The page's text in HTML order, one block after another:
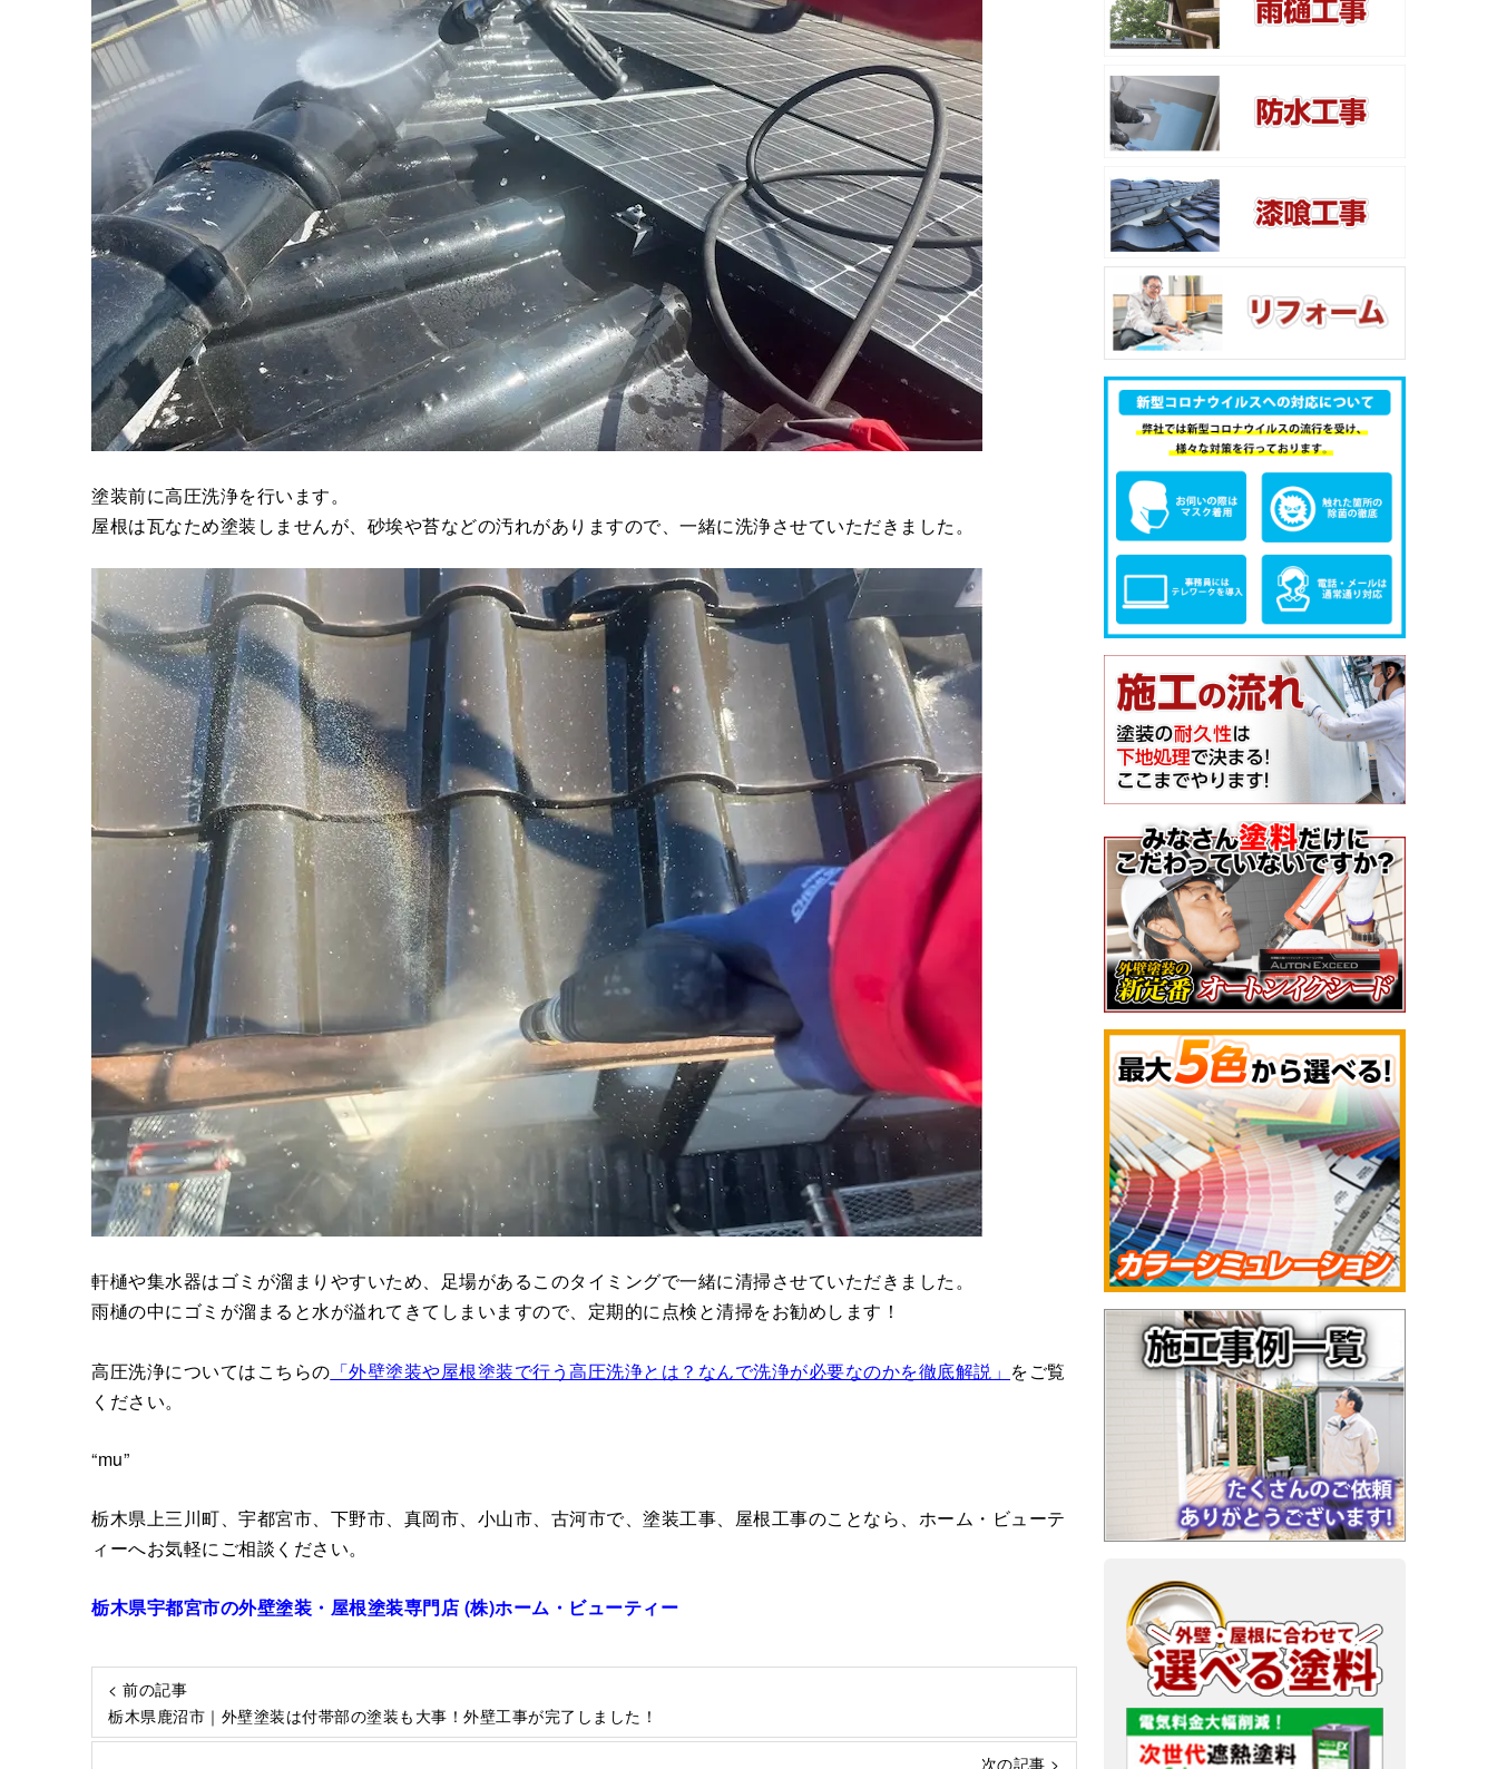
塗装前に高圧洗浄を行います。
屋根は瓦なため塗装しませんが、砂埃や苔などの汚れがありますので、一緒に洗浄させていただきました。
軒樋や集水器はゴミが溜まりやすいため、足場があるこのタイミングで一緒に清掃させていただきました。
雨樋の中にゴミが溜まると水が溢れてきてしまいますので、定期的に点検と清掃をお勧めします！
高圧洗浄についてはこちらの 「外壁塗装や屋根塗装で行う高圧洗浄とは？なんで洗浄が必要なのかを徹底解説」 をご覧
ください。
“mu”
栃木県上三川町、宇都宮市、下野市、真岡市、小山市、古河市で、塗装工事、屋根工事のことなら、ホーム・ビューテ
ィーへお気軽にご相談ください。
栃木県宇都宮市の外壁塗装・屋根塗装専門店 (株)ホーム・ビューティー
< 前の記事
栃木県鹿沼市｜外壁塗装は付帯部の塗装も大事！外壁工事が完了しました！
次の記事 >